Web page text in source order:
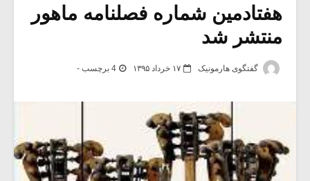
هفتادمین شماره فصلنامه ماهور
منتشر شد
گفتگوی هارمونیک ۱۷ خرداد ۱۳۹۵ 4 برچسب -